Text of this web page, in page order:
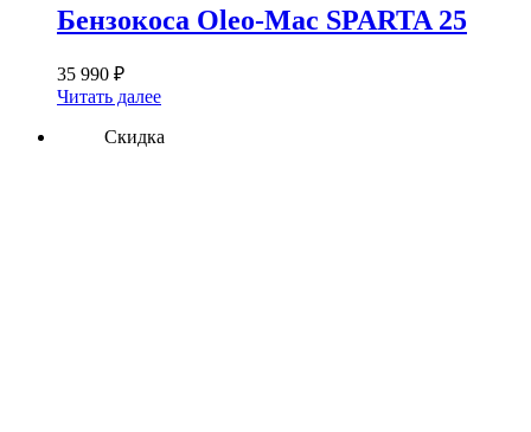
Бензокоса Oleo-Mac SPARTA 25
35 990 ₽
Читать далее
Скидка